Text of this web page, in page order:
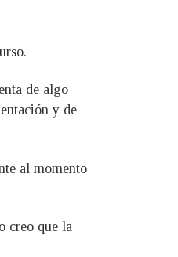
de algo
y de
al momento
creo que la